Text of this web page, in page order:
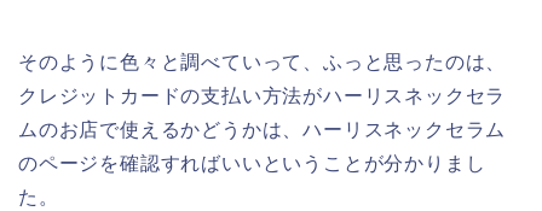
そのように色々と調べていって、ふっと思ったのは、
クレジットカードの支払い方法がハーリスネックセラ
ムのお店で使えるかどうかは、ハーリスネックセラム
のページを確認すればいいということが分かりまし
た。